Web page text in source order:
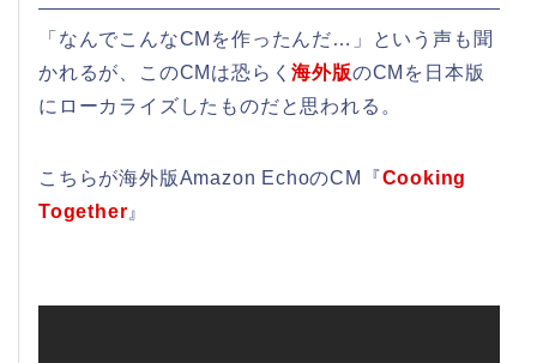
「なんでこんなCMを作ったんだ…」という声も聞
かれるが、このCMは恐らく海外版のCMを日本版
にローカライズしたものだと思われる。
こちらが海外版Amazon EchoのCM『Cooking
Together 』